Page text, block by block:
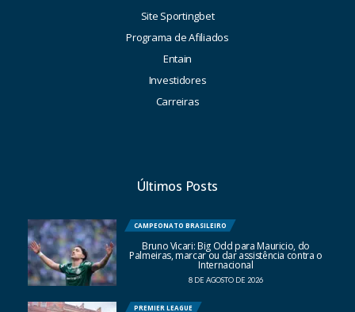
Site Sportingbet
Programa de Afiliados
Entain
Investidores
Carreiras
Últimos Posts
CAMPEONATO BRASILEIRO
Bruno Vicari: Big Odd para Mauricio, do
Palmeiras, marcar ou dar assistência contra o
Internacional
8 DE AGOSTO DE 2026
PREMIER LEAGUE